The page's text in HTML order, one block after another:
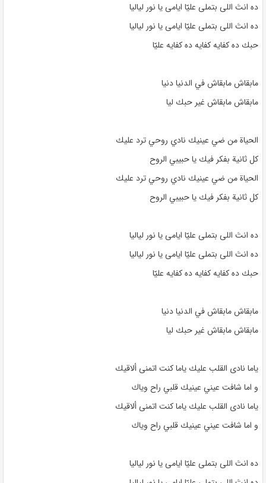
ده انتَ اللى بتملى عليّا ايامى يا نور لياليا
ده انتَ اللى بتملى عليّا ايامى يا نور لياليا
حبك ده كفايه كفايه ده كفايه عليّا
مابقاش مابقاش في الدنيا دنيا
مابقاش مابقاش غير حبك ليا
الحياة من ضي عينيك نادي روحي ترد عليك
كل ثانية بفكر فيك يا حبيبي الروح
الحياة من ضي عينيك نادي روحي ترد عليك
كل ثانية بفكر فيك يا حبيبي الروح
ده انتَ اللى بتملى عليّا ايامى يا نور لياليا
ده انتَ اللى بتملى عليّا ايامى يا نور لياليا
حبك ده كفايه كفايه ده كفايه عليّا
مابقاش مابقاش في الدنيا دنيا
مابقاش مابقاش غير حبك ليا
ياما نادى القلب عليك ياما كنت اتمنى ألاقيك
و اما شافت عيني عينيك قلبي راح وياك
ياما نادى القلب عليك ياما كنت اتمنى ألاقيك
و اما شافت عيني عينيك قلبي راح وياك
ده انتَ اللى بتملى عليّا ايامى يا نور لياليا